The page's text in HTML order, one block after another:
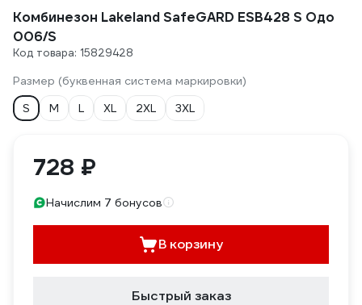
Комбинезон Lakeland SafeGARD ESB428 S Одо
006/S
Код товара: 15829428
Размер (буквенная система маркировки)
S
M L XL 2XL 3XL
728 ₽
Начислим 7 бонусов
В корзину
Быстрый заказ